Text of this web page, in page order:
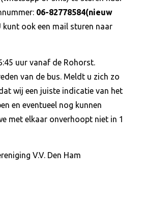
06-82778584(nieuw
kunt ook een mail sturen naar
uur vanaf de Rohorst.
van de bus. Meldt u zich zo
wij een juiste indicatie van het
en eventueel nog kunnen
met elkaar onverhoopt niet in 1
V.V. Den Ham